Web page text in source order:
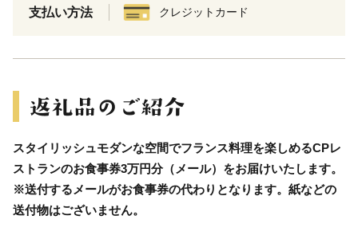
支払い方法 クレジットカード
スタイリッシュモダンな空間でフランス料理を楽しめるCPレ
ストランのお食事券3万円分（メール）をお届けいたします。
※送付するメールがお食事券の代わりとなります。紙などの
送付物はございません。